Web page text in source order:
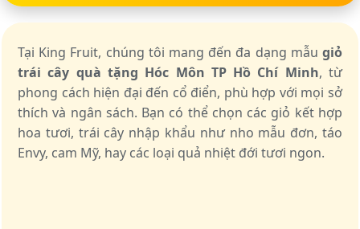
Tại King Fruit, chúng tôi mang đến đa dạng mẫu giỏ
trái cây quà tặng Hóc Môn TP Hồ Chí Minh, từ
phong cách hiện đại đến cổ điển, phù hợp với mọi sở
thích và ngân sách. Bạn có thể chọn các giỏ kết hợp
hoa tươi, trái cây nhập khẩu như nho mẫu đơn, táo
Envy, cam Mỹ, hay các loại quả nhiệt đới tươi ngon.